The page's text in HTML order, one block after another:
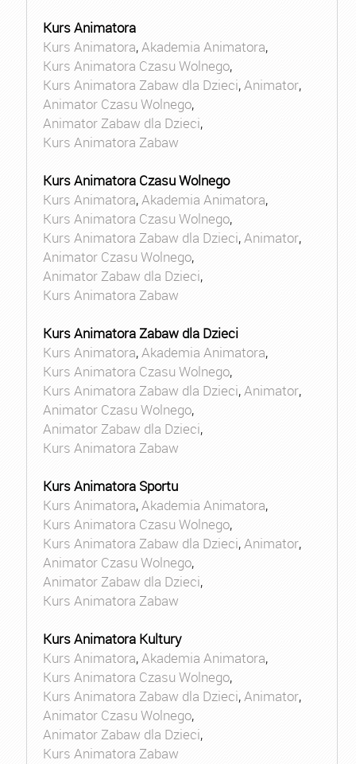
Kurs Animatora
Kurs Animatora,Akademia Animatora,
Kurs Animatora Czasu Wolnego,
Kurs Animatora Zabaw dla Dzieci,Animator,
Animator Czasu Wolnego,
Animator Zabaw dla Dzieci,
Kurs Animatora Zabaw
Kurs Animatora Czasu Wolnego
Kurs Animatora,Akademia Animatora,
Kurs Animatora Czasu Wolnego,
Kurs Animatora Zabaw dla Dzieci,Animator,
Animator Czasu Wolnego,
Animator Zabaw dla Dzieci,
Kurs Animatora Zabaw
Kurs Animatora Zabaw dla Dzieci
Kurs Animatora,Akademia Animatora,
Kurs Animatora Czasu Wolnego,
Kurs Animatora Zabaw dla Dzieci,Animator,
Animator Czasu Wolnego,
Animator Zabaw dla Dzieci,
Kurs Animatora Zabaw
Kurs Animatora Sportu
Kurs Animatora,Akademia Animatora,
Kurs Animatora Czasu Wolnego,
Kurs Animatora Zabaw dla Dzieci,Animator,
Animator Czasu Wolnego,
Animator Zabaw dla Dzieci,
Kurs Animatora Zabaw
Kurs Animatora Kultury
Kurs Animatora,Akademia Animatora,
Kurs Animatora Czasu Wolnego,
Kurs Animatora Zabaw dla Dzieci,Animator,
Animator Czasu Wolnego,
Animator Zabaw dla Dzieci,
Kurs Animatora Zabaw